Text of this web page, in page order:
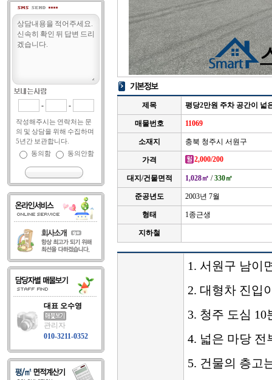
- -
작성해주시는 연락처는 문
의 및 상담을 위해 수집하며
5년간 보관합니다.
동의함
동의안함
대표 오수영
관리자
010-3211-0352
제목 평당2만원 주차 공간이 넓
매물번호 11069
소재지 충북 청주시 서원구
가격 2,000/200
대지/건물면적 1,028㎡ /330㎡
준공년도 2003년 7월
형태 1종근생
지하철
1. 서원구 남이
2. 대형차 진입
3. 청주 도심
4. 넓은 마당 전
5. 건물의 층고